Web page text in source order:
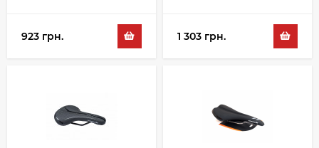
923 грн. 1 303 грн.